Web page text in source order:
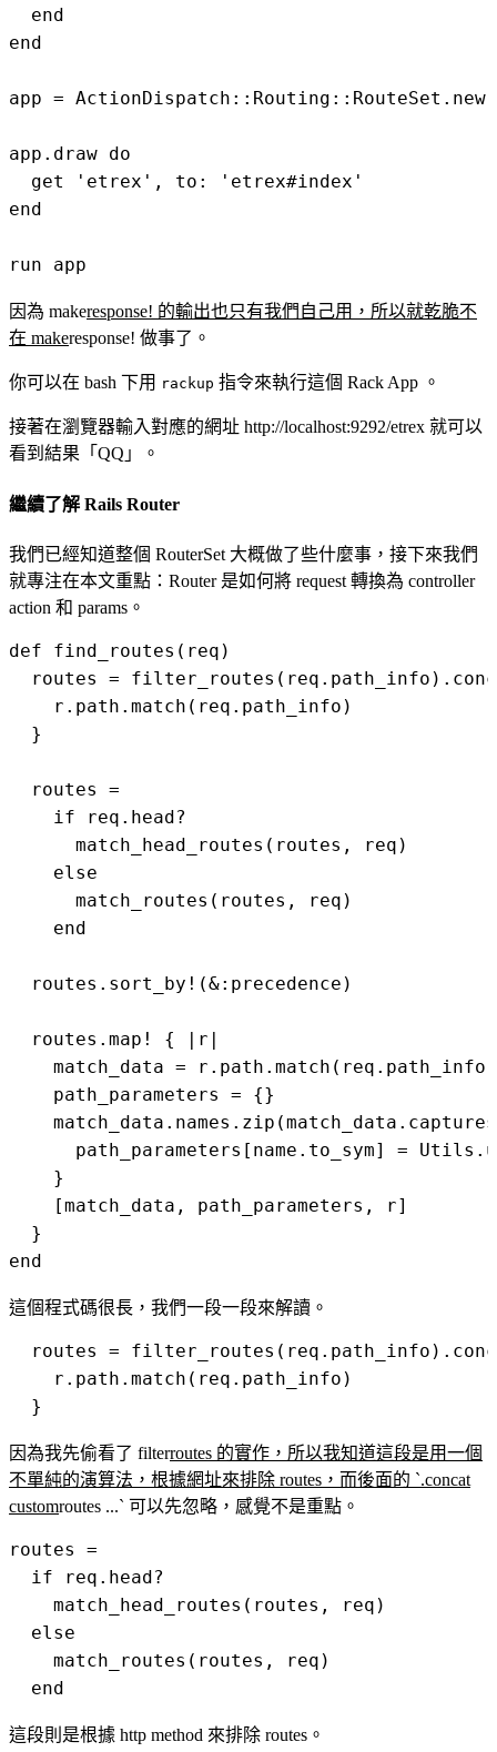
  end
end
app = ActionDispatch::Routing::RouteSet.new
app.draw do
  get 'etrex', to: 'etrex#index'
end
因為 makeresponse! 的輸出也只有我們自己用，所以就乾脆不
在 makeresponse! 做事了。
你可以在 bash 下用 rackup 指令來執行這個 Rack App 。
接著在瀏覽器輸入對應的網址 http://localhost:9292/etrex 就可以
看到結果「QQ」。
繼續了解 Rails Router
我們已經知道整個 RouterSet 大概做了些什麼事，接下來我們
就專注在本文重點：Router 是如何將 request 轉換為 controller
action 和 params。
def find_routes(req)
routes =
    r.path.match(req.path_info)
  }
  routes =
    if req.head?
      match_head_routes(routes, req)
    else
      match_routes(routes, req)
    end
  routes.sort_by!(&:precedence)
  routes.map! { |r|
    match_data = r.path.match(req.path_info)
    path_parameters = {}
path_parameters[name.to_sym] =
    }
    [match_data, path_parameters, r]
  }
這個程式碼很長，我們一段一段來解讀。
routes =
    r.path.match(req.path_info)
因為我先偷看了 filterroutes 的實作，所以我知道這段是用一個
不單純的演算法，根據網址來排除 routes，而後面的 `.concat
customroutes ...` 可以先忽略，感覺不是重點。
routes =
  if req.head?
    match_head_routes(routes, req)
  else
    match_routes(routes, req)
這段則是根據 http method 來排除 routes。